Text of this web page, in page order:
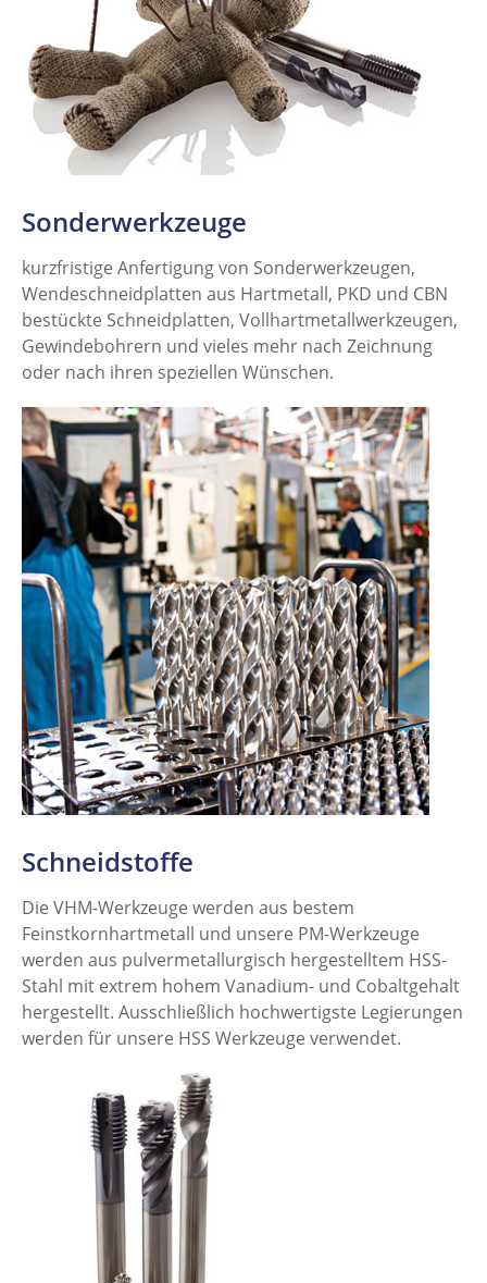
Sonderwerkzeuge
kurzfristige Anfertigung von Sonderwerkzeugen,
Wendeschneidplatten aus Hartmetall, PKD und CBN
bestückte Schneidplatten, Vollhartmetallwerkzeugen,
Gewindebohrern und vieles mehr nach Zeichnung
oder nach ihren speziellen Wünschen.
Schneidstoffe
Die VHM-Werkzeuge werden aus bestem
Feinstkornhartmetall und unsere PM-Werkzeuge
werden aus pulvermetallurgisch hergestelltem HSS-
Stahl mit extrem hohem Vanadium- und Cobaltgehalt
hergestellt. Ausschließlich hochwertigste Legierungen
werden für unsere HSS Werkzeuge verwendet.